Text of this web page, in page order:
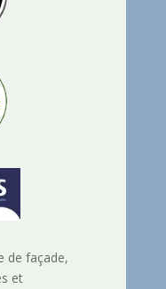
de façade,
et